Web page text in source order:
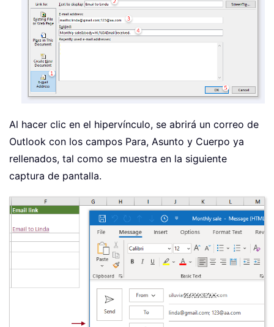
Al hacer clic en el hipervínculo, se abrirá un correo de
Outlook con los campos Para, Asunto y Cuerpo ya
rellenados, tal como se muestra en la siguiente
captura de pantalla.